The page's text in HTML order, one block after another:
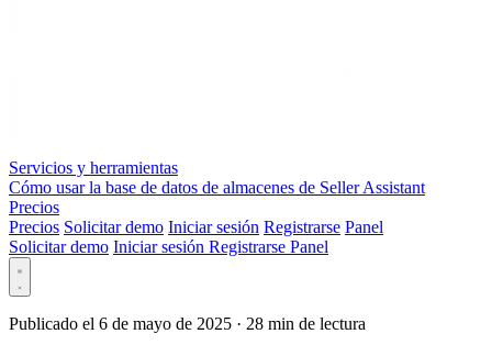
Servicios y herramientas
Cómo usar la base de datos de almacenes de Seller Assistant
Precios
Precios Solicitar demo Iniciar sesión Registrarse Panel
Solicitar demo Iniciar sesión Registrarse Panel
Publicado el 6 de mayo de 2025 · 28 min de lectura